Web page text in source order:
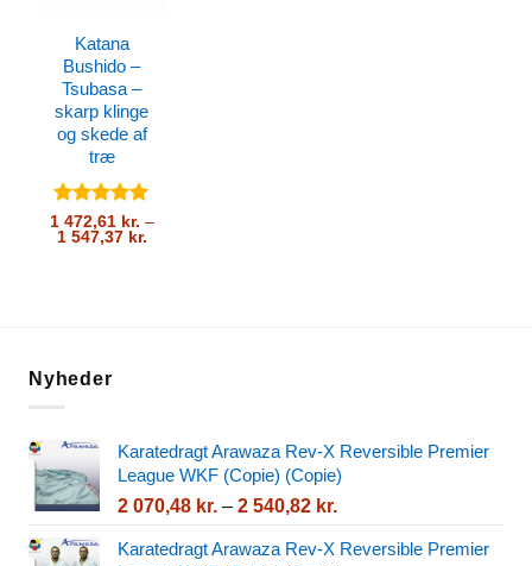
Katana
Bushido –
Tsubasa –
skarp klinge
og skede af
træ
Vurderet5
ud af 5
1 472,61 kr. –
1 547,37 kr.Prisinterval:
Nyheder
Karatedragt Arawaza Rev-X Reversible Premier
League WKF (Copie) (Copie)
2 070,48 kr. – 2 540,82 kr.Prisinterval:
070,48 kr.
Karatedragt Arawaza Rev-X Reversible Premier